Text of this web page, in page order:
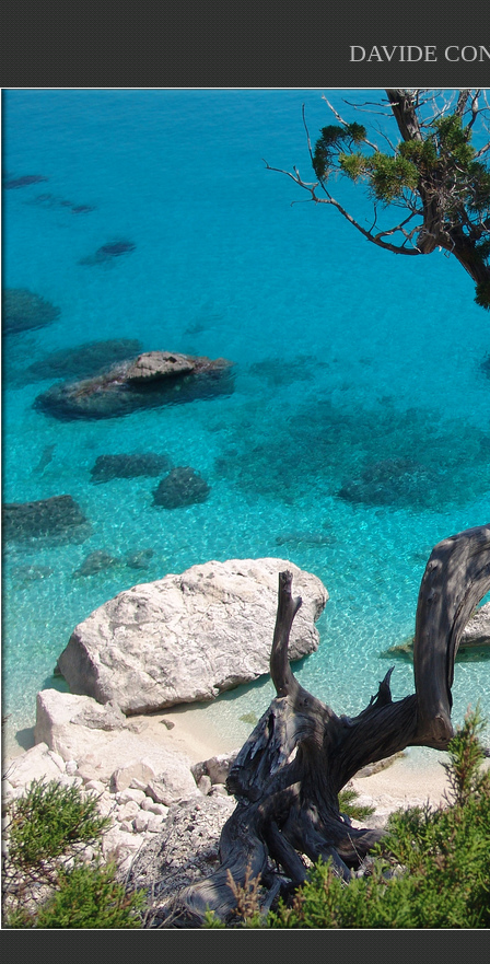
DAVIDE